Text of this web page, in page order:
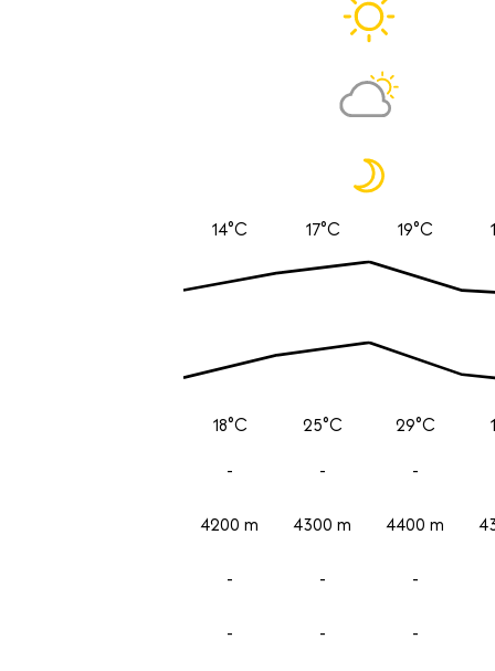
14°C
18°C
-
4200 m
-
-
17°C
25°C
-
4300 m
-
-
19°C
29°C
-
4400 m
-
-